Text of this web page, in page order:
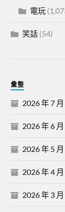
電玩
笑話 (54)
彙整
2026 年 7 月
2026 年 6 月
2026 年 5 月
2026 年 4 月
2026 年 3 月